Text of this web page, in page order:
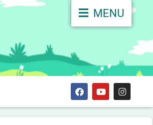
MENU